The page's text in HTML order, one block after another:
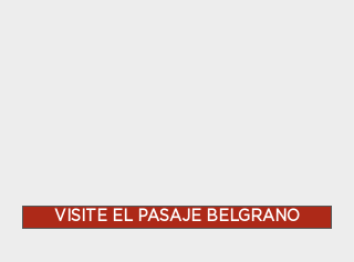
VISITE EL PASAJE BELGRANO